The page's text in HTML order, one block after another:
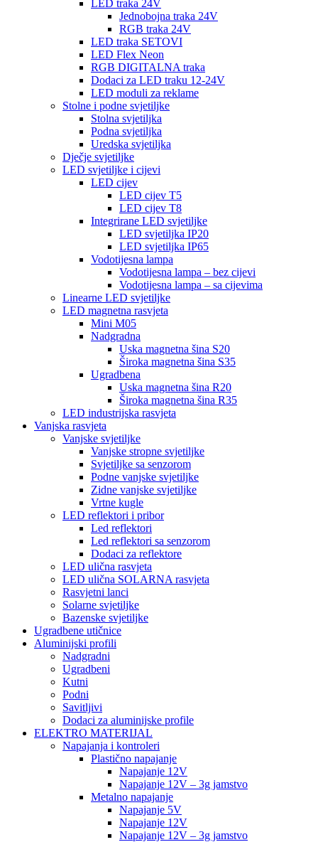
LED traka 24V
Jednobojna traka 24V
RGB traka 24V
LED traka SETOVI
LED Flex Neon
RGB DIGITALNA traka
Dodaci za LED traku 12-24V
LED moduli za reklame
Stolne i podne svjetiljke
Stolna svjetiljka
Podna svjetiljka
Uredska svjetiljka
Dječje svjetiljke
LED svjetiljke i cijevi
LED cijev
LED cijev T5
LED cijev T8
Integrirane LED svjetiljke
LED svjetiljka IP20
LED svjetiljka IP65
Vodotijesna lampa
Vodotijesna lampa – bez cijevi
Vodotijesna lampa – sa cijevima
Linearne LED svjetiljke
LED magnetna rasvjeta
Mini M05
Nadgradna
Uska magnetna šina S20
Široka magnetna šina S35
Ugradbena
Uska magnetna šina R20
Široka magnetna šina R35
LED industrijska rasvjeta
Vanjska rasvjeta
Vanjske svjetiljke
Vanjske stropne svjetiljke
Svjetiljke sa senzorom
Podne vanjske svjetiljke
Zidne vanjske svjetiljke
Vrtne kugle
LED reflektori i pribor
Led reflektori
Led reflektori sa senzorom
Dodaci za reflektore
LED ulična rasvjeta
LED ulična SOLARNA rasvjeta
Rasvjetni lanci
Solarne svjetiljke
Bazenske svjetiljke
Ugradbene utičnice
Aluminijski profili
Nadgradni
Ugradbeni
Kutni
Podni
Savitljivi
Dodaci za aluminijske profile
ELEKTRO MATERIJAL
Napajanja i kontroleri
Plastično napajanje
Napajanje 12V
Napajanje 12V – 3g jamstvo
Metalno napajanje
Napajanje 5V
Napajanje 12V
Napajanje 12V – 3g jamstvo